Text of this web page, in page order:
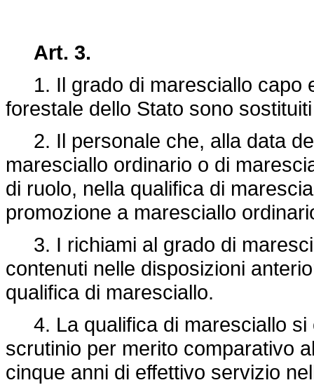
Art. 3.
1. Il grado di maresciallo capo
forestale dello Stato sono
2. Il personale che, alla data
maresciallo ordinario o di
di ruolo, nella qualifica di
promozione a maresciallo
3. I richiami al grado di
contenuti nelle disposizioni
qualifica di maresciallo.
4. La qualifica di maresciallo si
scrutinio per merito comparativo
cinque anni di effettivo servizio